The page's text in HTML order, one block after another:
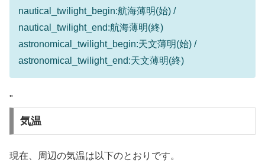
nautical_twilight_begin:航海薄明(始) /
nautical_twilight_end:航海薄明(終)
astronomical_twilight_begin:天文薄明(始) /
astronomical_twilight_end:天文薄明(終)
"
気温
現在、周辺の気温は以下のとおりです。